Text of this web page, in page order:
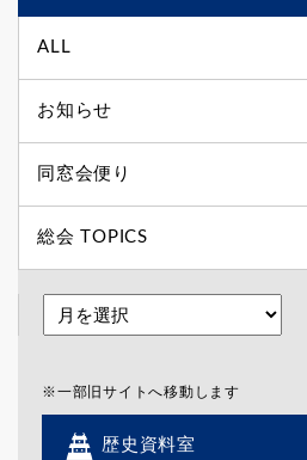
ALL
お知らせ
同窓会便り
総会 TOPICS
※一部旧サイトへ移動します
歴史資料室